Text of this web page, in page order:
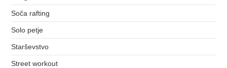
Soča rafting
Solo petje
Starševstvo
Street workout